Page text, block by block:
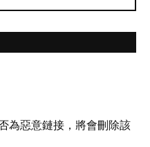
為惡意鏈接，將會刪除該